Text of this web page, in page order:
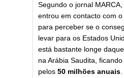
Segundo o jornal
entrou em contacto com
para perceber se o
levar para os Estados
está bastante longe
na Arábia Saudita,
pelos 50 milhões anuais